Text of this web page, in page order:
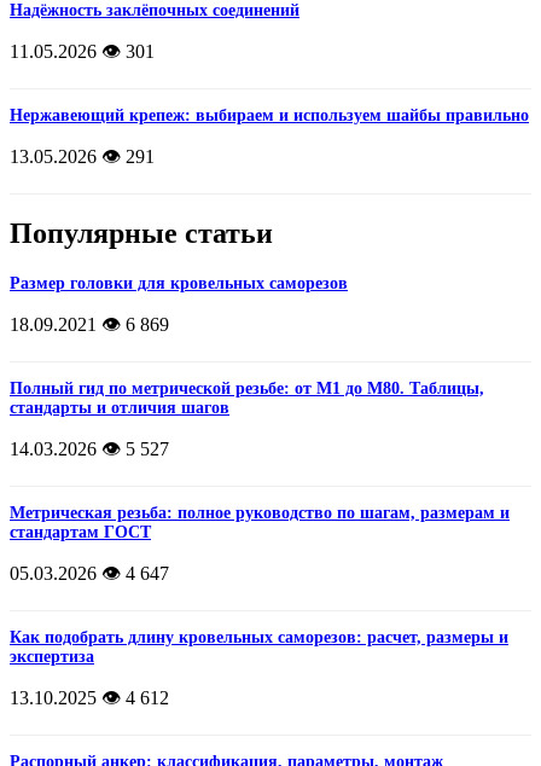
Надёжность заклёпочных соединений
11.05.2026 👁️ 301
Нержавеющий крепеж: выбираем и используем шайбы правильно
13.05.2026 👁️ 291
Популярные статьи
Размер головки для кровельных саморезов
18.09.2021 👁️ 6 869
Полный гид по метрической резьбе: от М1 до М80. Таблицы,
стандарты и отличия шагов
14.03.2026 👁️ 5 527
Метрическая резьба: полное руководство по шагам, размерам и
стандартам ГОСТ
05.03.2026 👁️ 4 647
Как подобрать длину кровельных саморезов: расчет, размеры и
экспертиза
13.10.2025 👁️ 4 612
Распорный анкер: классификация, параметры, монтаж